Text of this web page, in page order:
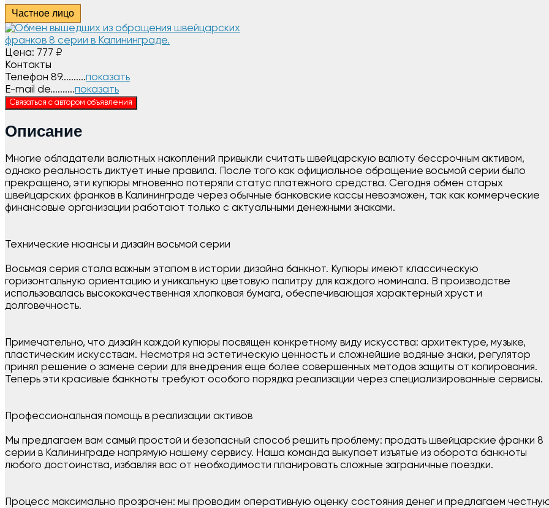
Частное лицо
Цена: 777 ₽
Контакты
Телефон 89..........показать
E-mail de..........показать
Связаться с автором объявления
Описание
Многие обладатели валютных накоплений привыкли считать швейцарскую валюту бессрочным активом,
однако реальность диктует иные правила. После того как официальное обращение восьмой серии было
прекращено, эти купюры мгновенно потеряли статус платежного средства. Сегодня обмен старых
швейцарских франков в Калининграде через обычные банковские кассы невозможен, так как коммерческие
финансовые организации работают только с актуальными денежными знаками.
Технические нюансы и дизайн восьмой серии
Восьмая серия стала важным этапом в истории дизайна банкнот. Купюры имеют классическую
горизонтальную ориентацию и уникальную цветовую палитру для каждого номинала. В производстве
использовалась высококачественная хлопковая бумага, обеспечивающая характерный хруст и
долговечность.
Примечательно, что дизайн каждой купюры посвящен конкретному виду искусства: архитектуре, музыке,
пластическим искусствам. Несмотря на эстетическую ценность и сложнейшие водяные знаки, регулятор
принял решение о замене серии для внедрения еще более совершенных методов защиты от копирования.
Теперь эти красивые банкноты требуют особого порядка реализации через специализированные сервисы.
Профессиональная помощь в реализации активов
Мы предлагаем вам самый простой и безопасный способ решить проблему: продать швейцарские франки 8
серии в Калининграде напрямую нашему сервису. Наша команда выкупает изъятые из оборота банкноты
любого достоинства, избавляя вас от необходимости планировать сложные заграничные поездки.
Процесс максимально прозрачен: мы проводим оперативную оценку состояния денег и предлагаем